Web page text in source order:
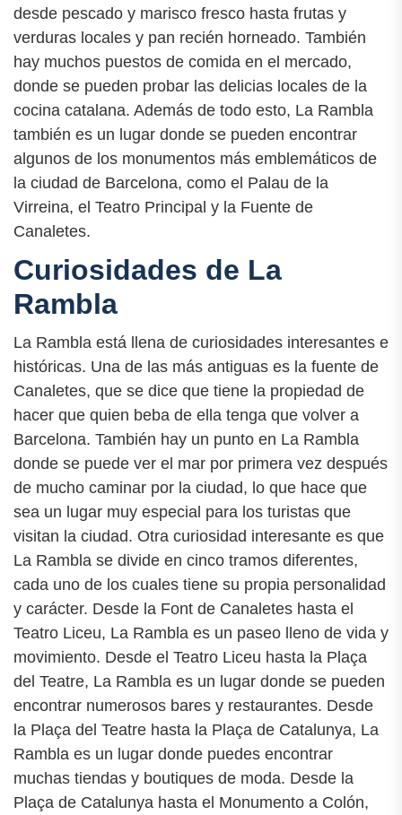
desde pescado y marisco fresco hasta frutas y
verduras locales y pan recién horneado. También
hay muchos puestos de comida en el mercado,
donde se pueden probar las delicias locales de la
cocina catalana. Además de todo esto, La Rambla
también es un lugar donde se pueden encontrar
algunos de los monumentos más emblemáticos de
la ciudad de Barcelona, como el Palau de la
Virreina, el Teatro Principal y la Fuente de
Canaletes.
Curiosidades de La
Rambla
La Rambla está llena de curiosidades interesantes e
históricas. Una de las más antiguas es la fuente de
Canaletes, que se dice que tiene la propiedad de
hacer que quien beba de ella tenga que volver a
Barcelona. También hay un punto en La Rambla
donde se puede ver el mar por primera vez después
de mucho caminar por la ciudad, lo que hace que
sea un lugar muy especial para los turistas que
visitan la ciudad. Otra curiosidad interesante es que
La Rambla se divide en cinco tramos diferentes,
cada uno de los cuales tiene su propia personalidad
y carácter. Desde la Font de Canaletes hasta el
Teatro Liceu, La Rambla es un paseo lleno de vida y
movimiento. Desde el Teatro Liceu hasta la Plaça
del Teatre, La Rambla es un lugar donde se pueden
encontrar numerosos bares y restaurantes. Desde
la Plaça del Teatre hasta la Plaça de Catalunya, La
Rambla es un lugar donde puedes encontrar
muchas tiendas y boutiques de moda. Desde la
Plaça de Catalunya hasta el Monumento a Colón,